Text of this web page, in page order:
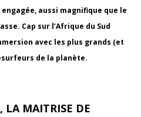
aussi magnifique que le
Cap sur l’Afrique du Sud
avec les plus grands (et
de la planète.
LA MAITRISE DE